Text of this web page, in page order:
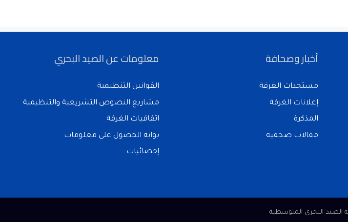
أخبار وصحافة
مستجدات الغرفة
إعلانات الغرفة
المذكرة
مقالات صحفية
معلومات عن الصيد البحري
القوانين التنظيمية
مشاريع النصوص التشريعية والتنظيمية
اتفاقيات الغرفة
بوابة الحصول على معلومات
إحصائيات